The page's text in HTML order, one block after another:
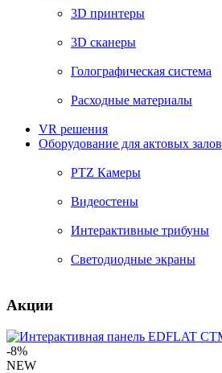
3D принтеры
3D сканеры
Голографическая система
Расходные материалы
VR решения
Оборудование для актовых залов
PTZ Камеры
Видеостены
Интерактивные трибуны
Светодиодные экраны
Акции
-8%
NEW